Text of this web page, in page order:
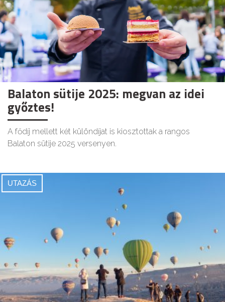
Balaton sütije 2025: megvan az idei
győztes!
A fődíj mellett két különdíjat is kiosztottak a rangos
Balaton sütije 2025 versenyen.
UTAZÁS